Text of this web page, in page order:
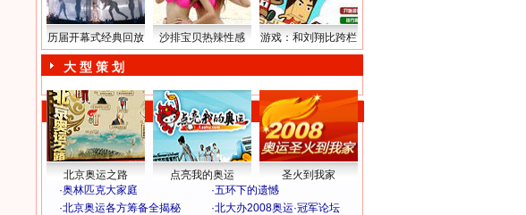
历届开幕式经典回放 沙排宝贝热辣性感 游戏：和刘翔比跨栏
大 型 策 划
北京奥运之路 点亮我的奥运
圣火到我家
·奥林匹克大家庭 ·五环下的遗憾
·北京奥运各方筹备全揭秘 ·北大办2008奥运·冠军论坛